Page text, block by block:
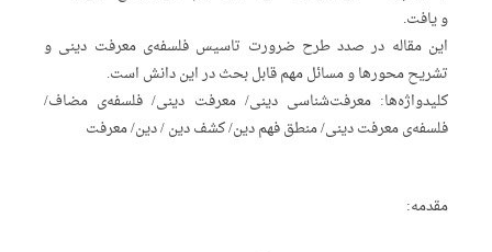
و یافت.
این مقاله در صدد طرح ضرورت تاسیس فلسفه‌ی معرفت دینی و
تشریح محورها و مسائل مهم قابل بحث در این دانش است.
کلیدواژه‌ها:معرفت‌شناسی دینی/ معرفت دینی/ فلسفه‌ی مضاف/
فلسفه‌ی معرفت دینی/ منطق فهم دین/ کشف دین / دین/ معرفت
مقدمه: